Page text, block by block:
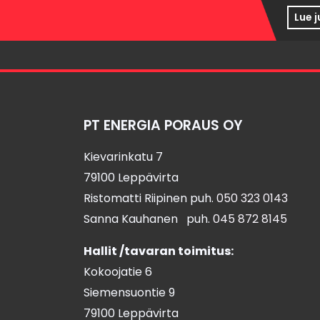
Lue
PT ENERGIA PORAUS OY
Kievarinkatu 7
79100 Leppävirta
Ristomatti Riipinen puh. 050 323 0143
Sanna Kauhanen puh. 045 872 8145
Hallit /tavaran toimitus:
Kokoojatie 6
Siemensuontie 9
79100 Leppävirta